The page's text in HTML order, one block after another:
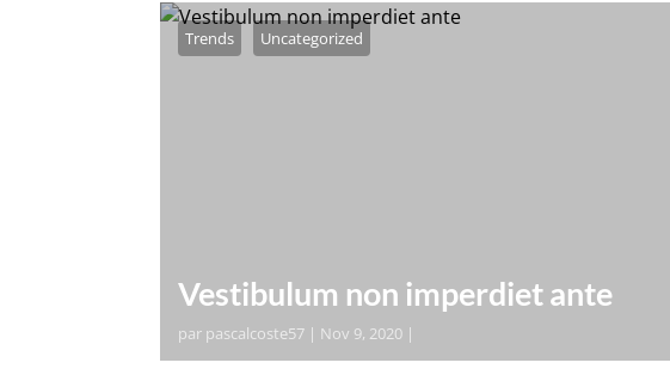
Pellentesque mollis, odio nec...
Trends Uncategorized
Vestibulum non imperdiet ante
par pascalcoste57 | Nov 9, 2020 |